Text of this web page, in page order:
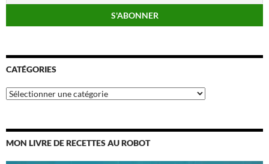
CATÉGORIES
Catégories
MON LIVRE DE RECETTES AU ROBOT